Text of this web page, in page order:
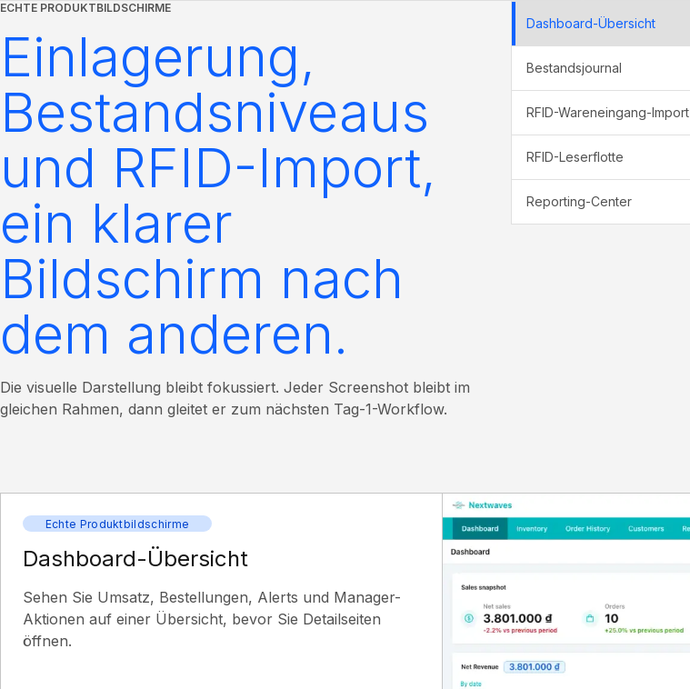
ECHTE PRODUKTBILDSCHIRME
Einlagerung,
Bestandsniveaus
und RFID-Import,
ein klarer
Bildschirm nach
dem anderen.
Die visuelle Darstellung bleibt fokussiert. Jeder Screenshot bleibt im
gleichen Rahmen, dann gleitet er zum nächsten Tag-1-Workflow.
Dashboard-Übersicht
Bestandsjournal
RFID-Wareneingang-Import
RFID-Leserflotte
Reporting-Center
Echte Produktbildschirme
Dashboard-Übersicht
Sehen Sie Umsatz, Bestellungen, Alerts und Manager-
Aktionen auf einer Übersicht, bevor Sie Detailseiten
öffnen.